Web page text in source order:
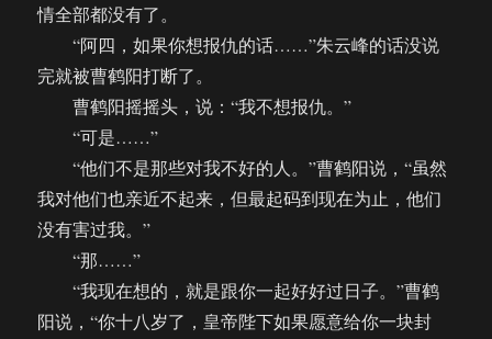
情全部都没有了。
“阿四，如果你想报仇的话……”朱云峰的话没说
完就被曹鹤阳打断了。
曹鹤阳摇摇头，说：“我不想报仇。”
“可是……”
“他们不是那些对我不好的人。”曹鹤阳说，“虽然
我对他们也亲近不起来，但最起码到现在为止，他们
没有害过我。”
“那……”
“我现在想的，就是跟你一起好好过日子。”曹鹤
阳说，“你十八岁了，皇帝陛下如果愿意给你一块封